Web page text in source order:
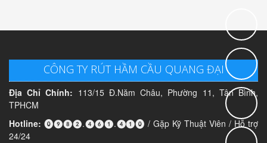
CÔNG TY RÚT HẦM CẦU QUANG ĐẠI
Địa Chỉ Chính: 113/15 Đ.Năm Châu, Phường 11, Tân Bình,
TPHCM
Hotline: ⓿❾❽❷.❹❻❶.❹❶⓿ / Gặp Kỹ Thuật Viên / Hỗ trợ
24/24